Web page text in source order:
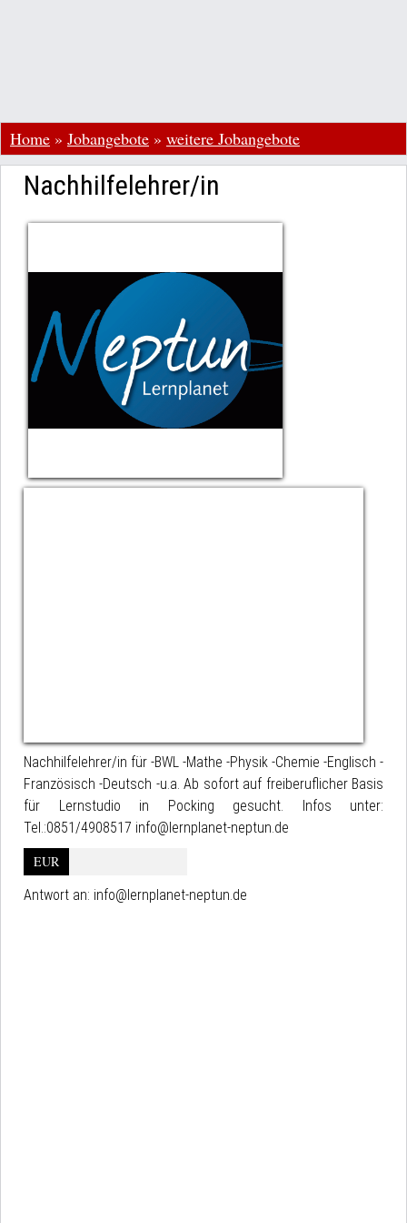
Home » Jobangebote » weitere Jobangebote
Nachhilfelehrer/in
Nachhilfelehrer/in für -BWL -Mathe -Physik -Chemie -Englisch -
Französisch -Deutsch -u.a. Ab sofort auf freiberuflicher Basis
für Lernstudio in Pocking gesucht. Infos unter:
Tel.:0851/4908517 info@lernplanet-neptun.de
EUR
Antwort an: info@lernplanet-neptun.de